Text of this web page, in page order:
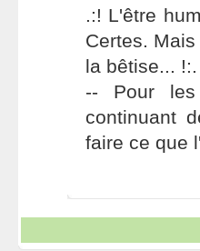
.:! L'être
Certes.
la bêtise... !:.
-- Pour
continuant
faire ce que